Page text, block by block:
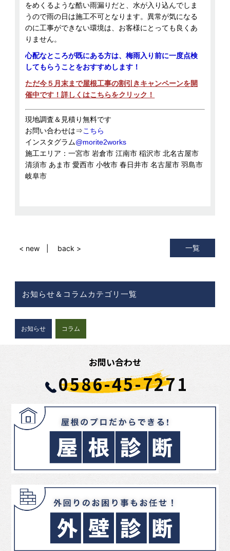
をめくるような酷い雨漏りだと、水が入り込んでしま
うので雨の日は施工不可となります。異常が気になる
のに工事ができない環境は、お客様にとっても良くあ
りません。
心配なところが既にある方は、梅雨入り前に一度点検
してもらうことをおすすめします！
ただ今５月末まで屋根工事の割引きキャンペーンを開
催中です！詳しくはこちらをクリック！
現地調査＆見積り無料です
お問い合わせは⇒こちら
インスタグラム@morite2works
施工エリア：一宮市 岩倉市 江南市 稲沢市 北名古屋市
清須市 あま市 愛西市 小牧市 春日井市 名古屋市 羽島市
岐阜市
一覧
< new back >
お知らせ＆コラムカテゴリ一覧
お知らせ コラム
お問い合わせ
0586-45-7271